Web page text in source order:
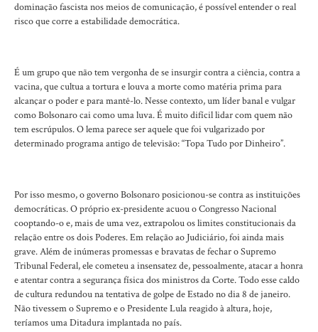
dominação fascista nos meios de comunicação, é possível entender o real
risco que corre a estabilidade democrática.
É um grupo que não tem vergonha de se insurgir contra a ciência, contra a
vacina, que cultua a tortura e louva a morte como matéria prima para
alcançar o poder e para mantê-lo. Nesse contexto, um líder banal e vulgar
como Bolsonaro cai como uma luva. É muito difícil lidar com quem não
tem escrúpulos. O lema parece ser aquele que foi vulgarizado por
determinado programa antigo de televisão: “Topa Tudo por Dinheiro”.
Por isso mesmo, o governo Bolsonaro posicionou-se contra as instituições
democráticas. O próprio ex-presidente acuou o Congresso Nacional
cooptando-o e, mais de uma vez, extrapolou os limites constitucionais da
relação entre os dois Poderes. Em relação ao Judiciário, foi ainda mais
grave. Além de inúmeras promessas e bravatas de fechar o Supremo
Tribunal Federal, ele cometeu a insensatez de, pessoalmente, atacar a honra
e atentar contra a segurança física dos ministros da Corte. Todo esse caldo
de cultura redundou na tentativa de golpe de Estado no dia 8 de janeiro.
Não tivessem o Supremo e o Presidente Lula reagido à altura, hoje,
teríamos uma Ditadura implantada no país.